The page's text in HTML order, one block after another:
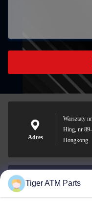
Adres
Warsztaty
Hing, nr
Hongkong
Wiadomość
Tiger ATM Parts